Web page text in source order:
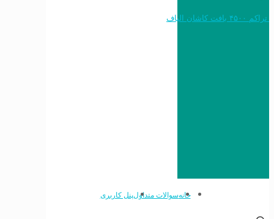
خرید به قیمت فرش ماشینی ۱۵۰۰ شانه تراکم ۴۵۰۰ بافت کاشان الیاف
خانهسوالات متداولپنل کاربری